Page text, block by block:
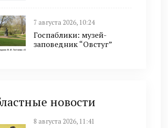
7 августа 2026, 10:24
Госпаблики: музей-
заповедник “Овстуг”
новости
8 августа 2026, 11:41